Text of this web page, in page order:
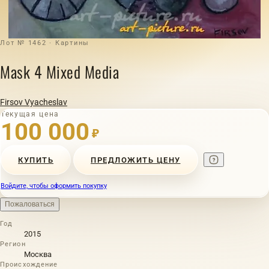
Лот № 1462 · Картины
Mask 4 Mixed Media
Firsov Vyacheslav
Текущая цена
100 000 ₽
КУПИТЬ ПРЕДЛОЖИТЬ ЦЕНУ
Войдите, чтобы оформить покупку
Пожаловаться
Год
2015
Регион
Москва
Происхождение